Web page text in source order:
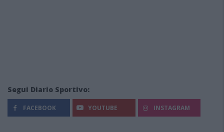
Segui Diario Sportivo:
FACEBOOK YOUTUBE INSTAGRAM